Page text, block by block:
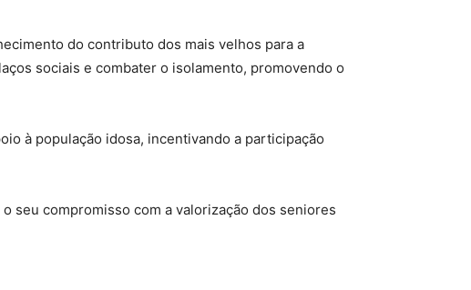
do contributo dos mais velhos para a
sociais e combater o isolamento, promovendo o
à população idosa, incentivando a participação
seu compromisso com a valorização dos seniores